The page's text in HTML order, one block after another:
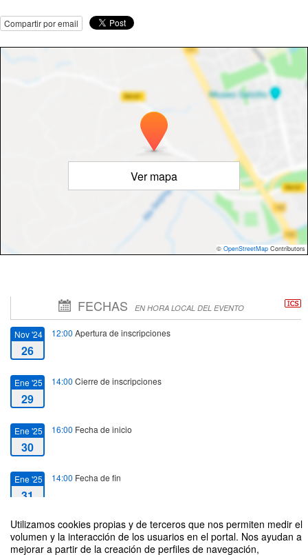
Utilizamos cookies propias y de terceros que nos permiten medir el
volumen y la interacción de los usuarios en el portal. Nos ayudan a
mejorar a partir de la creación de perfiles de navegación,
Compartir por email
Ver mapa
© OpenStreetMap Contributors
FECHAS EN HORA LOCAL DEL EVENTO
Nov '24
26
12:00 Apertura de inscripciones
Ene '25
29
14:00 Cierre de inscripciones
Ene '25
30
16:00 Fecha de inicio
Ene '25
31
14:00 Fecha de fin